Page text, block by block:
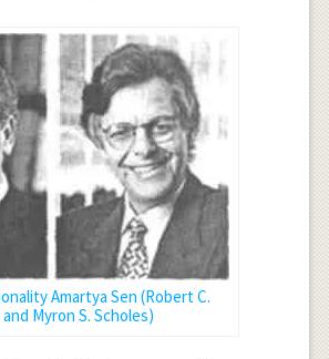
Amartya Sen (Robert C.
Myron S. Scholes)